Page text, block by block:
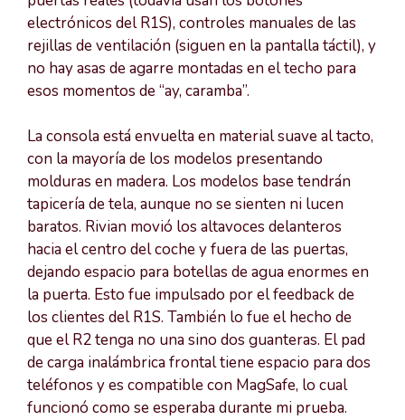
electrónicos del R1S), controles manuales de las
rejillas de ventilación (siguen en la pantalla táctil), y
no hay asas de agarre montadas en el techo para
esos momentos de “ay, caramba”.
La consola está envuelta en material suave al tacto,
con la mayoría de los modelos presentando
molduras en madera. Los modelos base tendrán
tapicería de tela, aunque no se sienten ni lucen
baratos. Rivian movió los altavoces delanteros
hacia el centro del coche y fuera de las puertas,
dejando espacio para botellas de agua enormes en
la puerta. Esto fue impulsado por el feedback de
los clientes del R1S. También lo fue el hecho de
que el R2 tenga no una sino dos guanteras. El pad
de carga inalámbrica frontal tiene espacio para dos
teléfonos y es compatible con MagSafe, lo cual
funcionó como se esperaba durante mi prueba.